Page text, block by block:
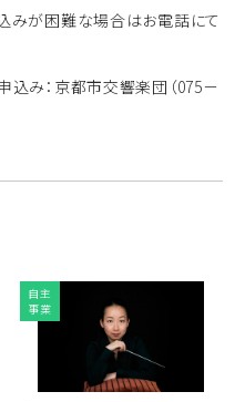
みが困難な場合はお電話にて
込み：京都市交響楽団（075－
自主
事業